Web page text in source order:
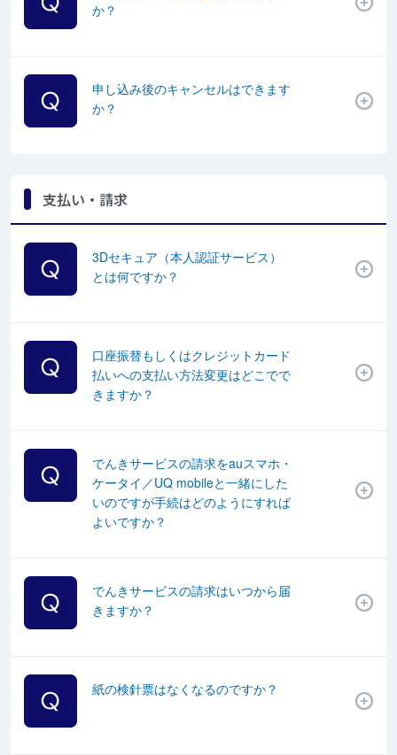
か？
申し込み後のキャンセルはできます
か？
支払い・請求
3Dセキュア（本人認証サービス）
とは何ですか？
口座振替もしくはクレジットカード
払いへの支払い方法変更はどこでで
きますか？
でんきサービスの請求をauスマホ・
ケータイ／UQ mobileと一緒にした
いのですが手続はどのようにすれば
よいですか？
でんきサービスの請求はいつから届
きますか？
紙の検針票はなくなるのですか？